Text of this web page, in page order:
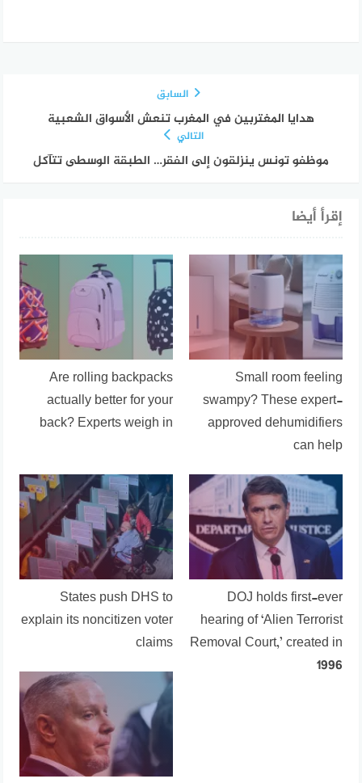
السابق
هدايا المغتربين في المغرب تنعش الأسواق الشعبية
التالي
موظفو تونس ينزلقون إلى الفقر… الطبقة الوسطى تتآكل
إقرأ أيضا
Small room feeling
swampy? These expert-
approved dehumidifiers
can help
Are rolling backpacks
actually better for your
back? Experts weigh in
DOJ holds first-ever
hearing of ‘Alien Terrorist
Removal Court,’ created in
1996
States push DHS to
explain its noncitizen voter
claims